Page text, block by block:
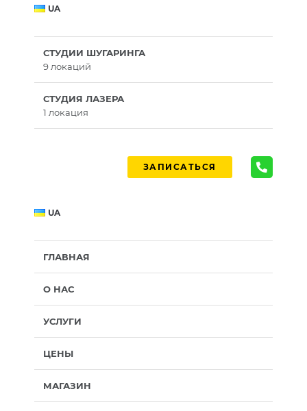
UA
СТУДИИ ШУГАРИНГА
9 локаций
СТУДИЯ ЛАЗЕРА
1 локация
ЗАПИСАТЬСЯ
UA
ГЛАВНАЯ
О НАС
УСЛУГИ
ЦЕНЫ
МАГАЗИН